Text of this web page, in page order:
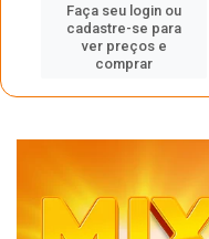
Faça seu login ou
cadastre-se para
ver preços e
comprar